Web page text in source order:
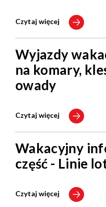
Czytaj więcej
Wyjazdy
na komary,
owady
Czytaj więcej
Wakacyjny
część - Linie
Czytaj więcej